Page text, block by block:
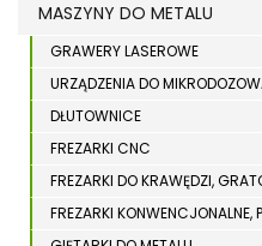
MASZYNY DO METALU
GRAWERY LASEROWE
URZĄDZENIA DO
DŁUTOWNICE
FREZARKI CNC
FREZARKI DO KRAWĘDZI,
FREZARKI KONWENCJONALNE,